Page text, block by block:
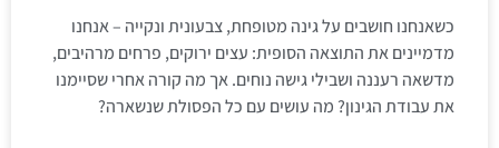
כשאנחנו חושבים על גינה מטופחת, צבעונית ונקייה – אנחנו
מדמיינים את התוצאה הסופית: עצים ירוקים, פרחים מרהיבים,
מדשאה רעננה ושבילי גישה נוחים. אך מה קורה אחרי שסיימנו
את עבודת הגינון? מה עושים עם כל הפסולת שנשארה?